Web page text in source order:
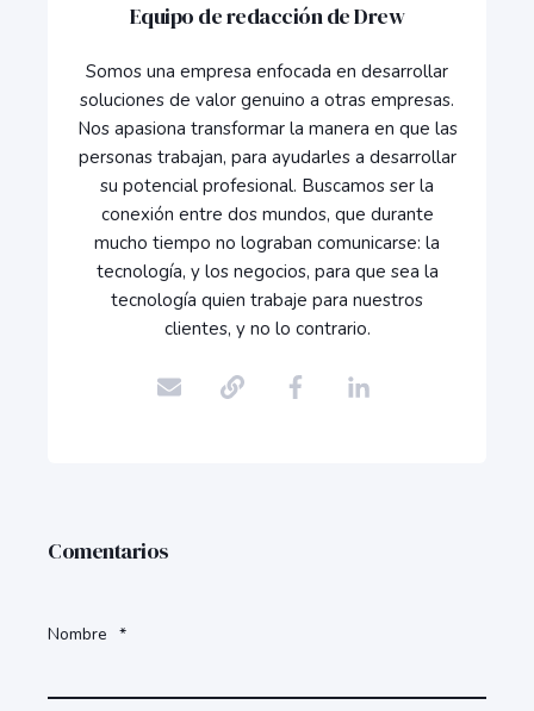
Equipo de redacción de Drew
Somos una empresa enfocada en desarrollar
soluciones de valor genuino a otras empresas.
Nos apasiona transformar la manera en que las
personas trabajan, para ayudarles a desarrollar
su potencial profesional. Buscamos ser la
conexión entre dos mundos, que durante
mucho tiempo no lograban comunicarse: la
tecnología, y los negocios, para que sea la
tecnología quien trabaje para nuestros
clientes, y no lo contrario.
Comentarios
Nombre *